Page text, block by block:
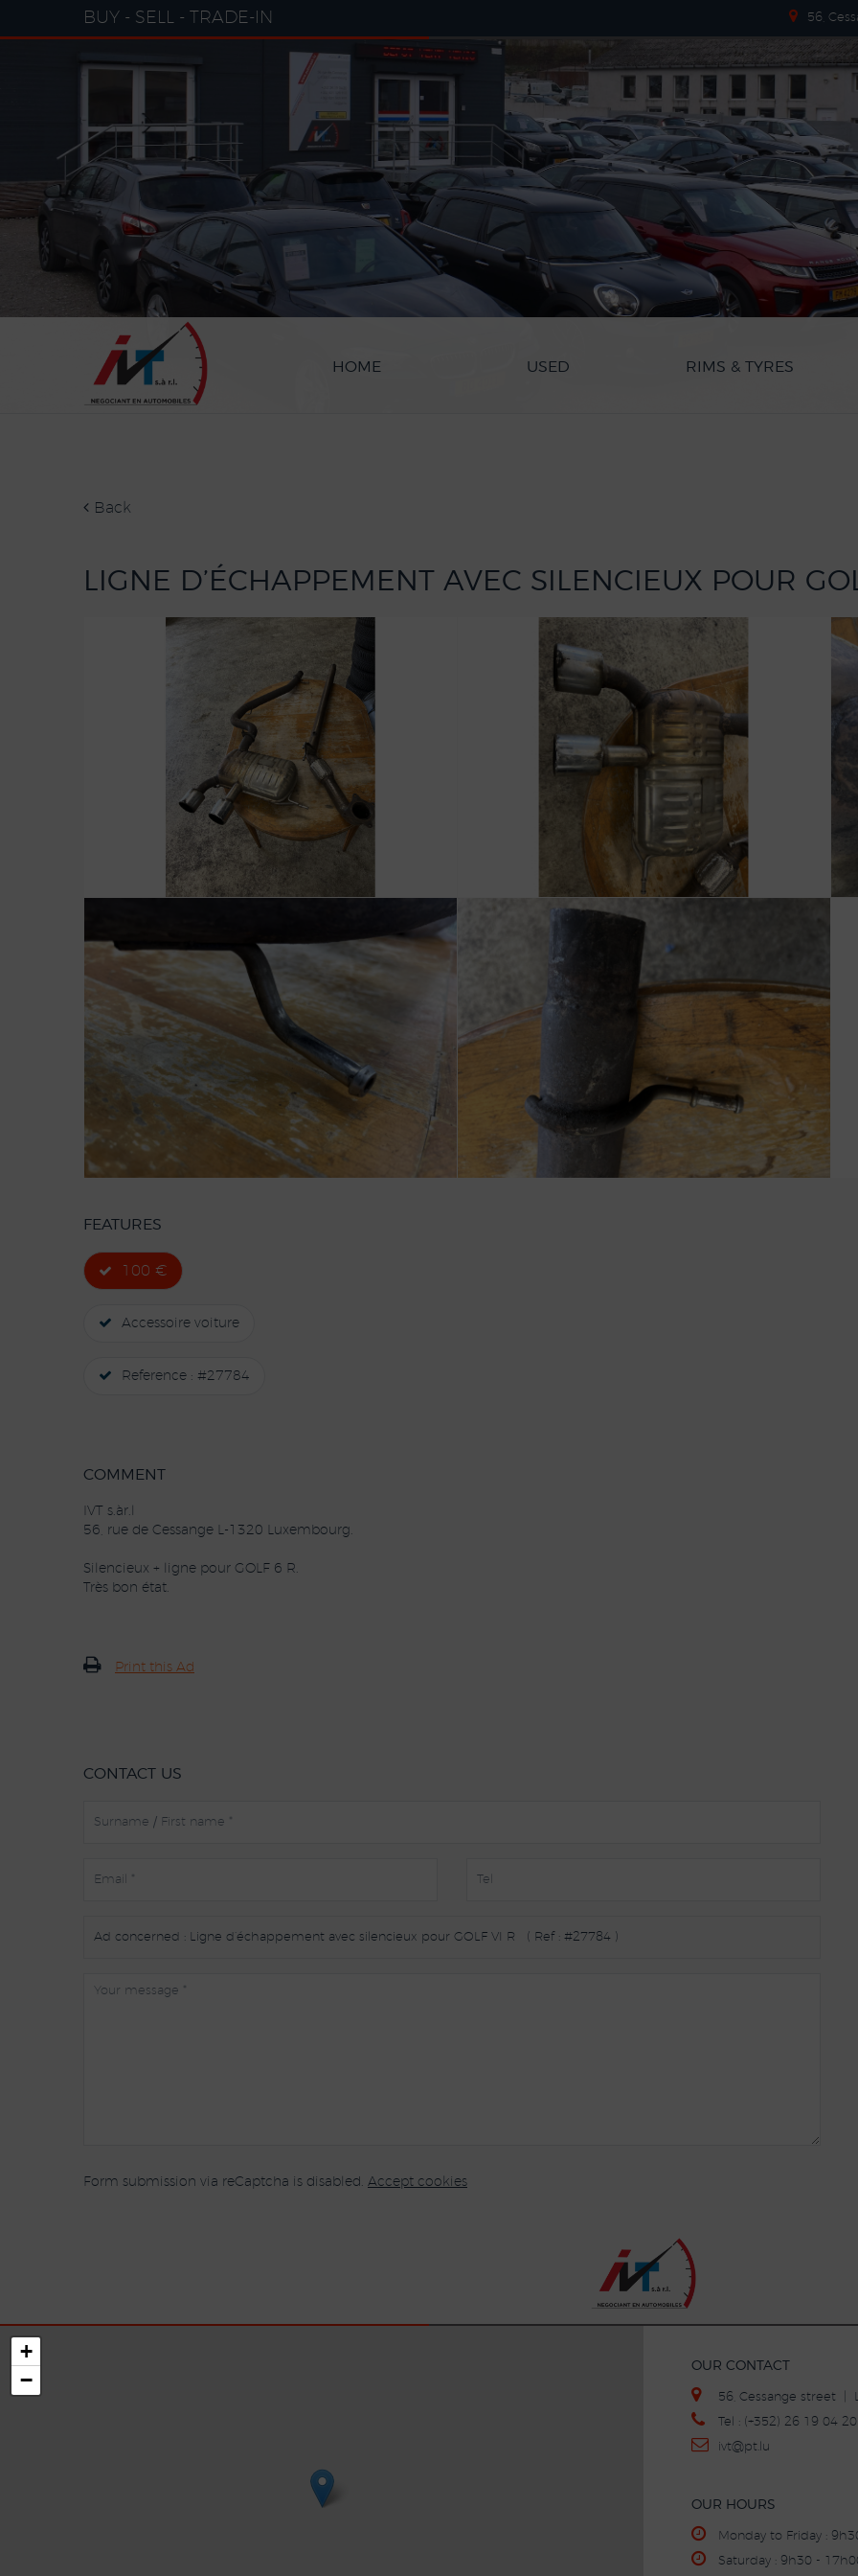
BUY - SELL - TRADE-IN 56,
HOME USED RIMS & TYRES
Back
LIGNE D’ÉCHAPPEMENT AVEC SILENCIEUX POUR
FEATURES
100 €
Accessoire voiture
Reference : #27784
COMMENT
IVT s.àr.l
56, rue de Cessange L-1320 Luxembourg.
Silencieux + ligne pour GOLF 6 R.
Très bon état.
Print this Ad
CONTACT US
Form submission via reCaptcha is disabled. Accept cookies
+
−
OUR CONTACT
56, Cessange street |
Tel : (+352) 26 19 04
ivt@pt.lu
OUR HOURS
Monday to Friday :
Saturday : 9h30 -
Cookies management panel